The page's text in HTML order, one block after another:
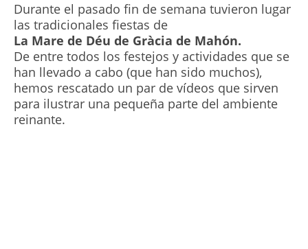
Contacto
Español
English
Durante el pasado fin de semana tuvieron lugar
las tradicionales fiestas de
La Mare de Déu de Gràcia de Mahón.
De entre todos los festejos y actividades que se
han llevado a cabo (que han sido muchos),
hemos rescatado un par de vídeos que sirven
para ilustrar una pequeña parte del ambiente
reinante.